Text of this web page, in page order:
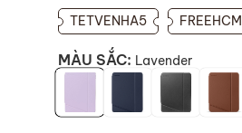
TETVENHA5 FREEHCM
MÀU SẮC: Lavender